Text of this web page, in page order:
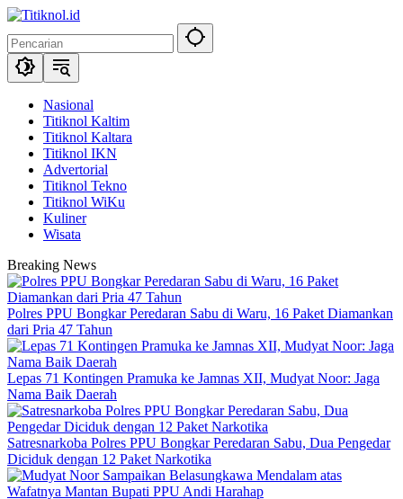
Langsung
konten
Nasional
Titiknol Kaltim
Titiknol Kaltara
Titiknol IKN
Advertorial
Titiknol Tekno
Titiknol WiKu
Kuliner
Wisata
Breaking News
Polres PPU Bongkar Peredaran Sabu di Waru, 16 Paket Diamankan
dari Pria 47 Tahun
Lepas 71 Kontingen Pramuka ke Jamnas XII, Mudyat Noor: Jaga
Nama Baik Daerah
Satresnarkoba Polres PPU Bongkar Peredaran Sabu, Dua Pengedar
Diciduk dengan 12 Paket Narkotika